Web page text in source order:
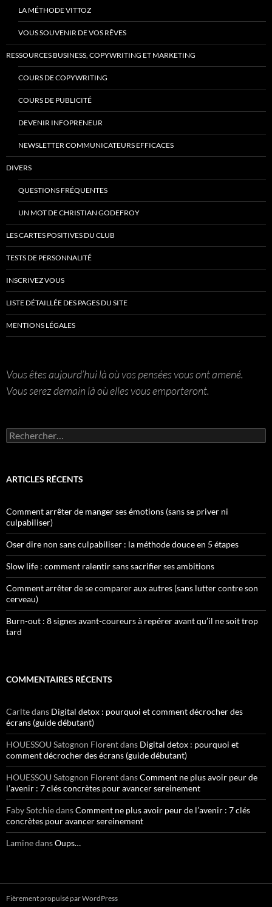
LA MÉTHODE VITTOZ
VOUS SOUVENIR DE VOS RÊVES
RESSOURCES BUSINESS, COPYWRITING ET MARKETING
COURS DE COPYWRITING
COURS DE PUBLICITÉ
DEVENIR INFOPRENEUR
NEWSLETTER COMMUNICATEURS EFFICACES
DIVERS
QUESTIONS FRÉQUENTES
UN MOT DE CHRISTIAN GODEFROY
LES CARTES POSITIVES DU CLUB
TESTS DE PERSONNALITÉ
INSCRIVEZ VOUS
LISTE DÉTAILLÉE DES PAGES DU SITE
MENTIONS LÉGALES
Vous êtes aujourd’hui là où vos pensées vous ont amené.
Vous serez demain là où elles vous emporteront.
Rechercher :
ARTICLES RÉCENTS
Comment arrêter de manger ses émotions (sans se priver ni
culpabiliser)
Oser dire non sans culpabiliser : la méthode douce en 5 étapes
Slow life : comment ralentir sans sacrifier ses ambitions
Comment arrêter de se comparer aux autres (sans lutter contre son
cerveau)
Burn-out : 8 signes avant-coureurs à repérer avant qu’il ne soit trop
tard
COMMENTAIRES RÉCENTS
Carltedans Digital detox : pourquoi et comment décrocher des
écrans (guide débutant)
HOUESSOU Satognon Florentdans Digital detox : pourquoi et
comment décrocher des écrans (guide débutant)
HOUESSOU Satognon FlorentdansComment ne plus avoir peur de
l’avenir : 7 clés concrètes pour avancer sereinement
Faby SotchiedansComment ne plus avoir peur de l’avenir : 7 clés
concrètes pour avancer sereinement
LaminedansOups…
Fièrement propulsé par WordPress